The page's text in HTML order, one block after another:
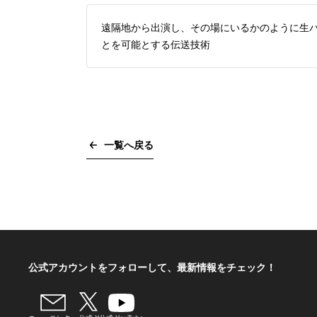
遠隔地から出演し、その場にいるかのように生
とを可能とする伝送技術
一覧へ戻る
公式アカウントをフォローして、 最新情報をチェック！